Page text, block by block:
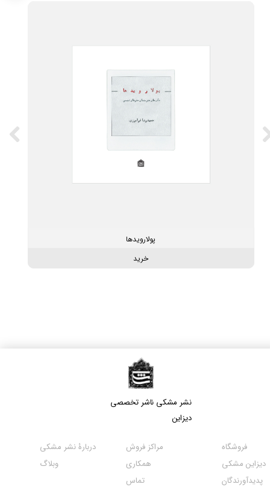
پولارویدها
خرید
نشر مشکی​​​​​​​ ناشر تخصصی
دیزاین
مراکز فروش
همکاری
تماس
فروشگاه
دیزاین مشکی
پدیدآورندگان
دربارۀ نشر مشکی
وبلاگ